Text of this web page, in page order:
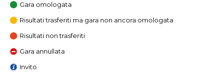
Gara omologata
Risultati trasferiti ma gara non ancora omologata
Risultati non trasferiti
Gara annullata
Invito